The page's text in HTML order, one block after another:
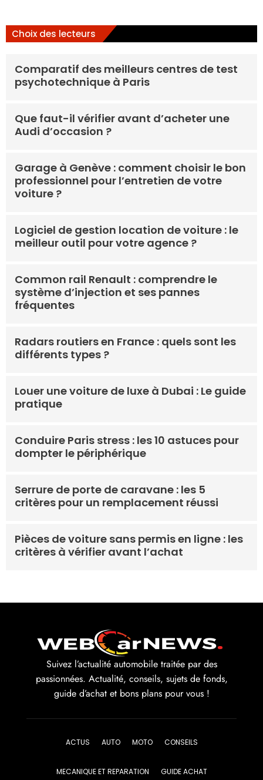
Choix des lecteurs
Comparatif des meilleurs centres de test
psychotechnique à Paris
Que faut-il vérifier avant d’acheter une
Audi d’occasion ?
Garage à Genève : comment choisir le bon
professionnel pour l’entretien de votre
voiture ?
Logiciel de gestion location de voiture : le
meilleur outil pour votre agence ?
Common rail Renault : comprendre le
système d’injection et ses pannes
fréquentes
Radars routiers en France : quels sont les
différents types ?
Louer une voiture de luxe à Dubai : Le guide
pratique
Conduire Paris stress : les 10 astuces pour
dompter le périphérique
Serrure de porte de caravane : les 5
critères pour un remplacement réussi
Pièces de voiture sans permis en ligne : les
critères à vérifier avant l’achat
Suivez l’actualité automobile traitée par des
passionnées. Actualité, conseils, sujets de fonds,
guide d’achat et bons plans pour vous !
ACTUS AUTO MOTO CONSEILS
MECANIQUE ET REPARATION GUIDE ACHAT